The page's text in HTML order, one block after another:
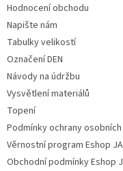
Hodnocení obchodu
Napište nám
Tabulky velikostí
Označení DEN
Návody na údržbu
Vysvětlení materiálů
Topení
Podmínky ochrany osobních
Věrnostní program Eshop
Obchodní podmínky Eshop